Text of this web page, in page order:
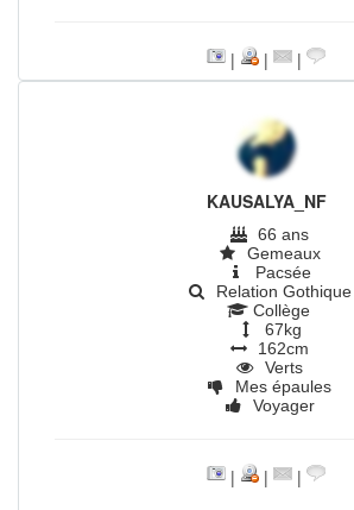
| | |
KAUSALYA_NF
66 ans
Gemeaux
Pacsée
Relation Gothique
Collège
67kg
162cm
Verts
Mes épaules
Voyager
| | |